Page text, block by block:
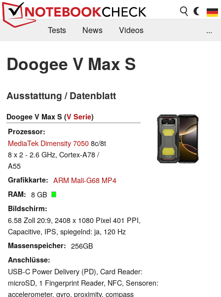
Tests News
Videos
Kaufberatung
Deals Suche
Forum
...
Doogee V Max S
Ausstattung / Datenblatt
Doogee V Max S (V Serie)
Prozessor
MediaTek Dimensity 70508c/8t
8 x 2 - 2.6 GHz, Cortex-A78 /
A55
Grafikkarte ARM Mali-G68 MP4
RAM 8 GB
Bildschirm
6.58 Zoll 20:9, 2408 x 1080 Pixel 401 PPI,
Capacitive, IPS, spiegelnd: ja, 120 Hz
Massenspeicher 256GB
Anschlüsse
USB-C Power Delivery (PD), Card Reader:
microSD, 1 Fingerprint Reader, NFC, Sensoren:
accelerometer, gyro, proximity, compass